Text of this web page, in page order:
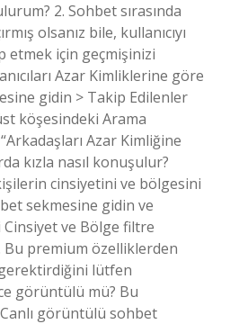
2. Sohbet sırasında
olsanız bile, kullanıcıyı
etmek için geçmişinizi
Azar Kimliklerine göre
gidin > Takip Edilenler
köşesindeki Arama
Azar Kimliğine
kızla nasıl konuşulur?
cinsiyetini ve bölgesini
sekmesine gidin ve
Cinsiyet ve Bölge filtre
Bu premium özelliklerden
gerektirdiğini lütfen
görüntülü mü? Bu
görüntülü sohbet